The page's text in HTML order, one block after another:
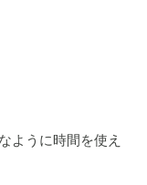
ように時間を使え